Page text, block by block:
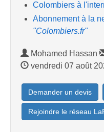
Colombiers à
Abonnement à la
"Colombiers.fr"
Mohamed Hassan
vendredi 07 août
Demander un devis
Rejoindre le réseau